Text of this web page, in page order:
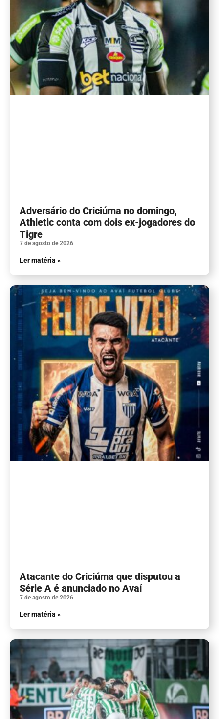
Adversário do Criciúma no domingo,
Athletic conta com dois ex-jogadores do
Tigre
7 de agosto de 2026
Ler matéria »
Atacante do Criciúma que disputou a
Série A é anunciado no Avaí
7 de agosto de 2026
Ler matéria »